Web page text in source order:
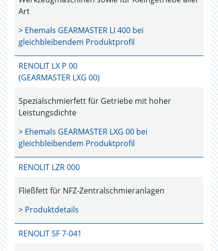
Art
> Ehemals GEARMASTER LI 400 bei
gleichbleibendem Produktprofil
RENOLIT LX P 00
(GEARMASTER LXG 00)
Spezialschmierfett für Getriebe mit hoher
Leistungsdichte
> Ehemals GEARMASTER LXG 00 bei
gleichbleibendem Produktprofil
RENOLIT LZR 000
Fließfett für NFZ-Zentralschmieranlagen
> Produktdetails
RENOLIT SF 7-041